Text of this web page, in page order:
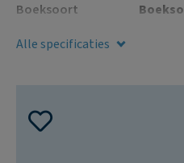
Boeksoort
Verschijningsdatum
Alle specificaties